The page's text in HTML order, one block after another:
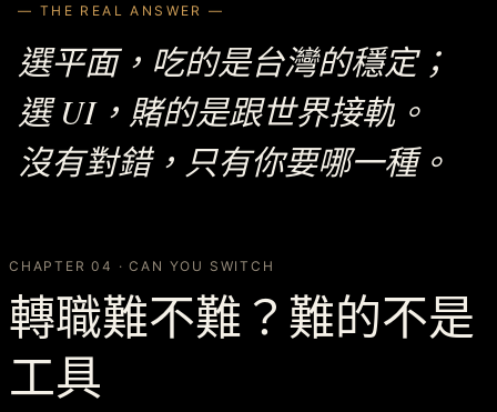
— THE REAL ANSWER —
選平面，吃的是台灣的穩定；
選 UI，賭的是跟世界接軌。
沒有對錯，只有你要哪一種。
CHAPTER 04 · CAN YOU SWITCH
轉職難不難？難的不是
工具